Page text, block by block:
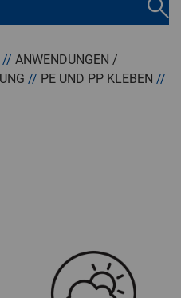
+ ALt + A
// ANWENDUNGEN /
// PE UND PP KLEBEN //